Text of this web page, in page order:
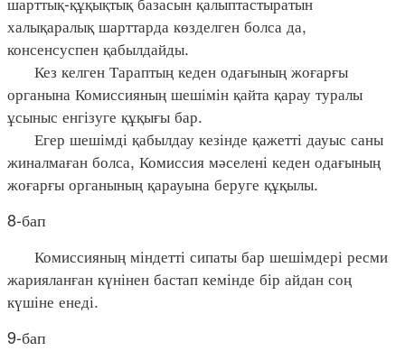
халықаралық шарттарда көзделген болса да,
консенсуспен қабылдайды.
Кез келген Тараптың кеден одағының жоғарғы
органына Комиссияның шешімін қайта қарау туралы
ұсыныс енгізуге құқығы бар.
Егер шешімді қабылдау кезінде қажетті дауыс саны
жиналмаған болса, Комиссия мәселені кеден одағының
жоғарғы органының қарауына беруге құқылы.
8-бап
Комиссияның міндетті сипаты бар шешімдері ресми
жарияланған күнінен бастап кемінде бір айдан соң
күшіне енеді.
9-бап